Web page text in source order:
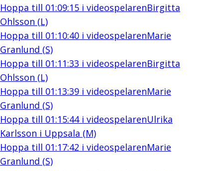
Hoppa till 01:09:15i videospelarenBirgitta
Ohlsson (L)
Hoppa till 01:10:40i videospelarenMarie
Granlund (S)
Hoppa till 01:11:33 i videospelarenBirgitta
Ohlsson (L)
Hoppa till 01:13:39i videospelarenMarie
Granlund (S)
Hoppa till 01:15:44i videospelarenUlrika
Karlsson i Uppsala (M)
Hoppa till 01:17:42 i videospelarenMarie
Granlund (S)